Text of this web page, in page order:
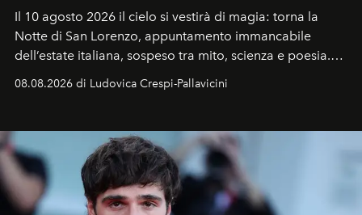
Il 10 agosto 2026 il cielo si vestirà di magia: torna la
Notte di San Lorenzo, appuntamento immancabile
dell’estate italiana, sospeso tra mito, scienza e poesia.
Sarà il momento in cui gli occhi si alzano verso la volta
celeste per seguire il passaggio delle
all’universo i desideri più segreti
08.08.2026 di Ludovica Crespi-Pallavicini